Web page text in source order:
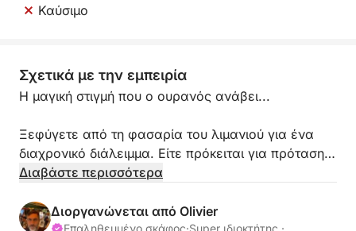
Καύσιμο
Σχετικά με την εμπειρία
Η μαγική στιγμή που ο ουρανός ανάβει...
Ξεφύγετε από τη φασαρία του λιμανιού για ένα
διαχρονικό διάλειμμα. Είτε πρόκειται για πρόταση
γάμου, επέτειο, είτε απλώς για την ευχαρίστηση
ιστιοπλοΐας στα πιο όμορφα σημεία της Γαλλικής
Διαβάστε περισσότερα
Διοργανώνεται από Olivier
Επαληθευμένο σκάφος·Super ιδιοκτήτης ·